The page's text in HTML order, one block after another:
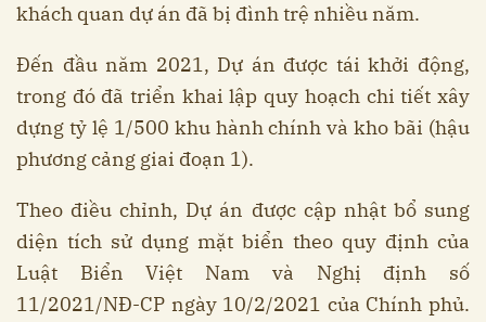
khách quan dự án đã bị đình trệ nhiều năm.
Đến đầu năm 2021, Dự án được tái khởi động,
trong đó đã triển khai lập quy hoạch chi tiết xây
dựng tỷ lệ 1/500 khu hành chính và kho bãi (hậu
phương cảng giai đoạn 1).
Theo điều chỉnh, Dự án được cập nhật bổ sung
diện tích sử dụng mặt biển theo quy định của
Luật Biển Việt Nam và Nghị định số
11/2021/NĐ-CP ngày 10/2/2021 của Chính phủ.